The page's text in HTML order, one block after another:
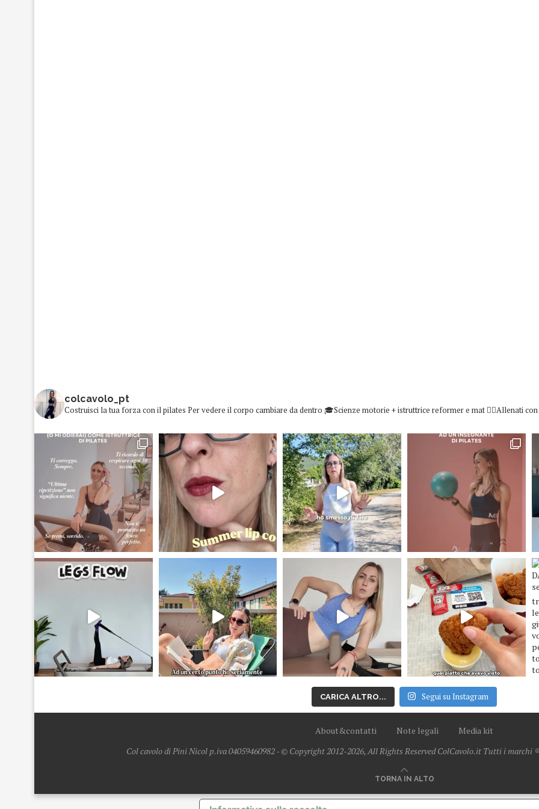
colcavolo_pt
Costruisci la tua forza con il pilates Per vedere il corpo cambiare da dentro 🎓Scienze motorie + istruttrice reformer e mat 👇🏻Allenati
CARICA ALTRO... Segui su Instagram
About&contatti Note legali
Media kit
Col cavolo di Pini Nicol p.iva 04059460982 - © Copyright 2012-2026, All Rights Reserved ColCavolo.it Tutti i
TORNA IN ALTO